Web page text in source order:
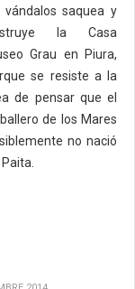
vándalos saquea y
la Casa
Grau en Piura,
se resiste a la
de pensar que el
de los Mares
no nació